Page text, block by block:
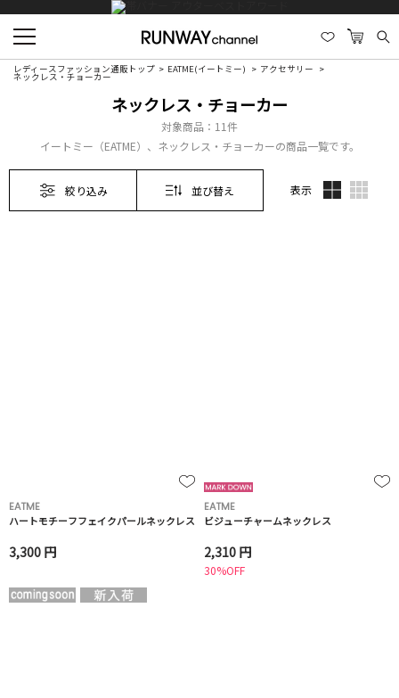
レディースファッション通販トップ EATME(イートミー) アクセサリー
ネックレス・チョーカー
ネックレス・チョーカー
対象商品： 11件
イートミー（EATME）、ネックレス・チョーカーの商品一覧です。
絞り込み 並び替え 表示
EATME
ハートモチーフフェイクパールネックレス
3,300 円
EATME
ビジューチャームネックレス
2,310 円
30%OFF